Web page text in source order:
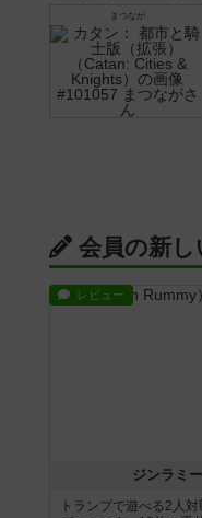
まつなが
会員の新し
レビュー
ジンラミー
トランプで遊べる2人